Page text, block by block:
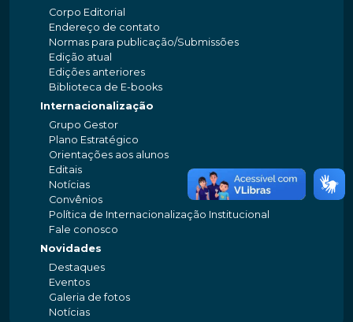
Corpo Editorial
Endereço de contato
Normas para publicação/Submissões
Edição atual
Edições anteriores
Biblioteca de E-books
Internacionalização
Grupo Gestor
Plano Estratégico
Orientações aos alunos
Editais
Notícias
Convênios
Política de Internacionalização Institucional
Fale conosco
Novidades
Destaques
Eventos
Galeria de fotos
Notícias